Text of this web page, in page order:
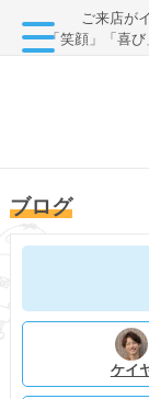
ご来店が
「笑顔」「喜
ブログ
ケイ